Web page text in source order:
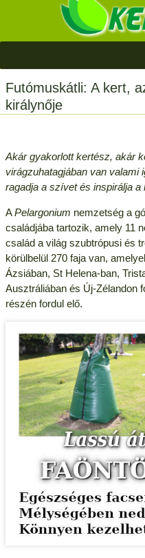
Futómuskátli: A kert,
királynője
Akár gyakorlott kertész, akár
virágzuhatagjában van valami
ragadja a szívet és inspirálja a
APelargonium nemzetség a
családjába tartozik, amely 11
család a világ szubtrópusi és
körülbelül 270 faja van,
Ázsiában, St Helena-ban,
Ausztráliában és Új-Zélandon
részén fordul elő.